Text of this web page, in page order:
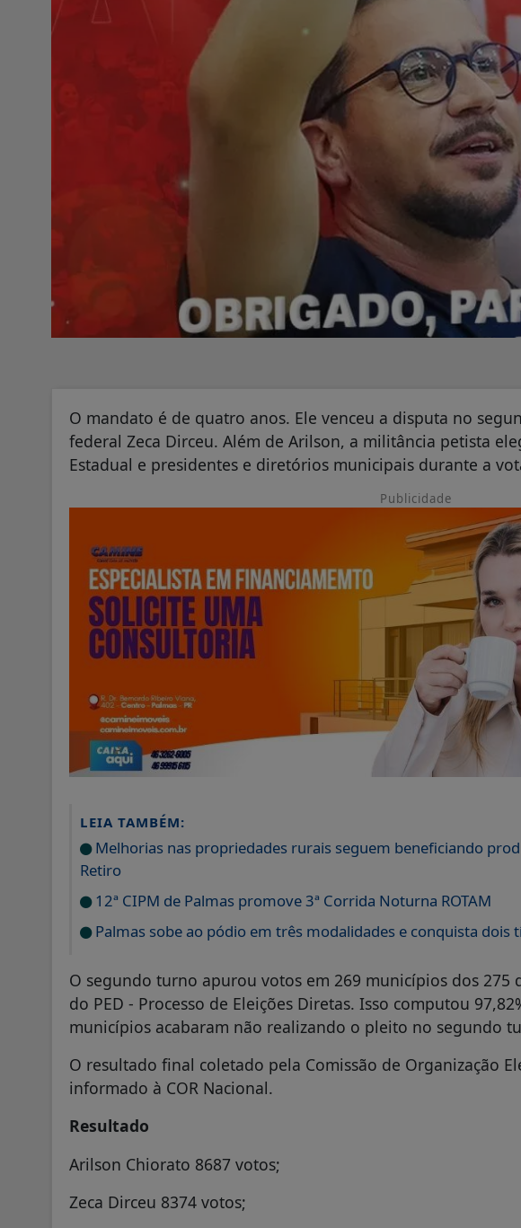
O mandato é de quatro anos. Ele venceu a disputa no
federal Zeca Dirceu. Além de Arilson, a militância petista
Estadual e presidentes e diretórios municipais durante a
Publicidade
LEIA TAMBÉM:
Melhorias nas propriedades rurais seguem beneficiando
Retiro
12ª CIPM de Palmas promove 3ª Corrida Noturna ROTAM
Palmas sobe ao pódio em três modalidades e conquista dois
O segundo turno apurou votos em 269 municípios dos 275
do PED - Processo de Eleições Diretas. Isso computou
municípios acabaram não realizando o pleito no segundo
O resultado final coletado pela Comissão de Organização
informado à COR Nacional.
Resultado
Arilson Chiorato 8687 votos;
Zeca Dirceu 8374 votos;